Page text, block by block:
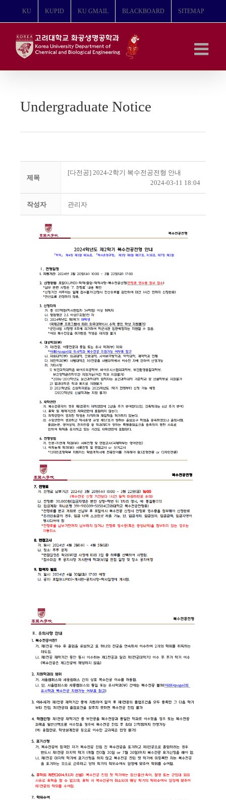
뛰
KU KUPID KU GMAIL BLACKBOARD SITEMAP
Undergraduate Notice
제목
[다전공] 2024-2학기 복수전공전형 안내
2024-03-11 18:04
작성자 관리자